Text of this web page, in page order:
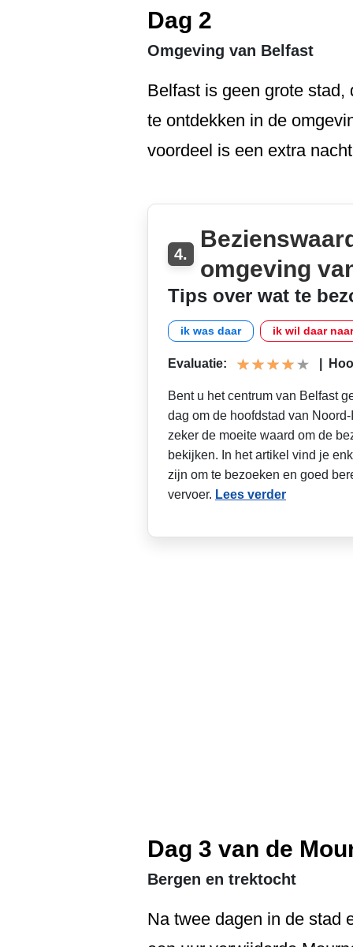
Dag 2
Omgeving van Belfast
Belfast is geen grote stad,
te ontdekken in de
voordeel is een extra
4.
omgeving
Tips over wat te
ik was daar ik wil daar
Evaluatie:
Bent u het centrum van Belfast
dag om de hoofdstad van
zeker de moeite waard om de
bekijken. In het artikel vind je
zijn om te bezoeken en goed
vervoer. Lees verder
Dag 3 van de
Bergen en trektocht
Na twee dagen in de stad